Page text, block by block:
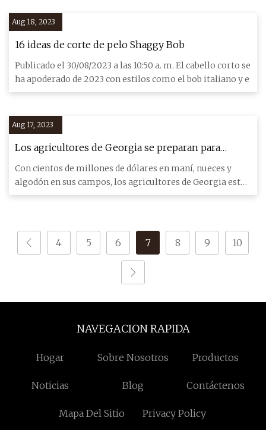
Aug 18, 2023
16 ideas de corte de pelo Shaggy Bob
Publicado el 30/08/2023 a las 10:50 a. m. El cabello corto se
ha apoderado de 2023 con estilos como el bob italiano y e
Aug 17, 2023
Los agricultores de Georgia se preparan para
fuertes vientos y lluvias mientras Idalia avanza
hacia el norte
Con cientos de millones de dólares en maní, nueces y
algodón en sus campos, los agricultores de Georgia están
haciendo l
4 5 6 7 8 9 10
NAVEGACION RAPIDA
Hogar Sobre Nosotros Productos
Noticias Blog Contáctenos
Mapa Del Sitio Privacy Policy